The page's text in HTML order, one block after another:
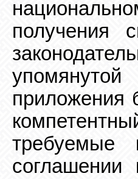
получения
приложения
требуемые
соглашении